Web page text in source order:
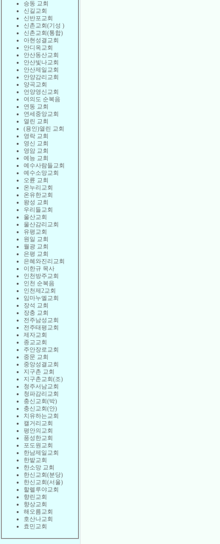
승동 교회
신길교회
신반포교회
신촌교회(기성 )
신촌교회(통합)
아현성결교회
안디옥교회
안산동산교회
안산빛나교회
안산제일교회
안양감리교회
양곡교회
언양영신교회
여의도 순복음
연동 교회
연세중앙교회
열린 교회
(용인)열린 교회
영락 교회
영신 교회
영암 교회
예능 교회
예수사람들교회
예수소망교회
오륜 교회
온누리교회
온유한교회
왕성 교회
우리들교회
울산교회
울산감리교회
유평교회
원일 교회
월광 교회
은평 교회
은혜와진리교회
이한규 목사
인천방주교회
인천 순복음
인천제2교회
임마누엘교회
장석 교회
장충 교회
전주남성교회
전주태평교회
제자교회
종교교회
주안장로교회
중문 교회
중앙성결교회
지구촌 교회
지구촌교회(조)
청주서남교회
청파감리교회
충신교회(박)
충신교회(안)
치유하는교회
캘거리교회
평안의교회
풍성한교회
포도원교회
한남제일교회
한밭교회
한소망 교회
한신교회(분당)
한신교회(서울)
할렐루야교회
향린교회
향상교회
해오름교회
호산나교회
효민교회